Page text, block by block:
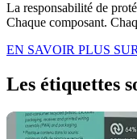
La responsabilité de
Chaque composant.
EN SAVOIR PLUS
Les étiquettes